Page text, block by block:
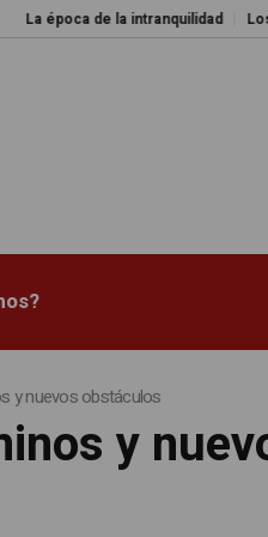
de la intranquilidad Los amos
y nuevos obstáculos
y